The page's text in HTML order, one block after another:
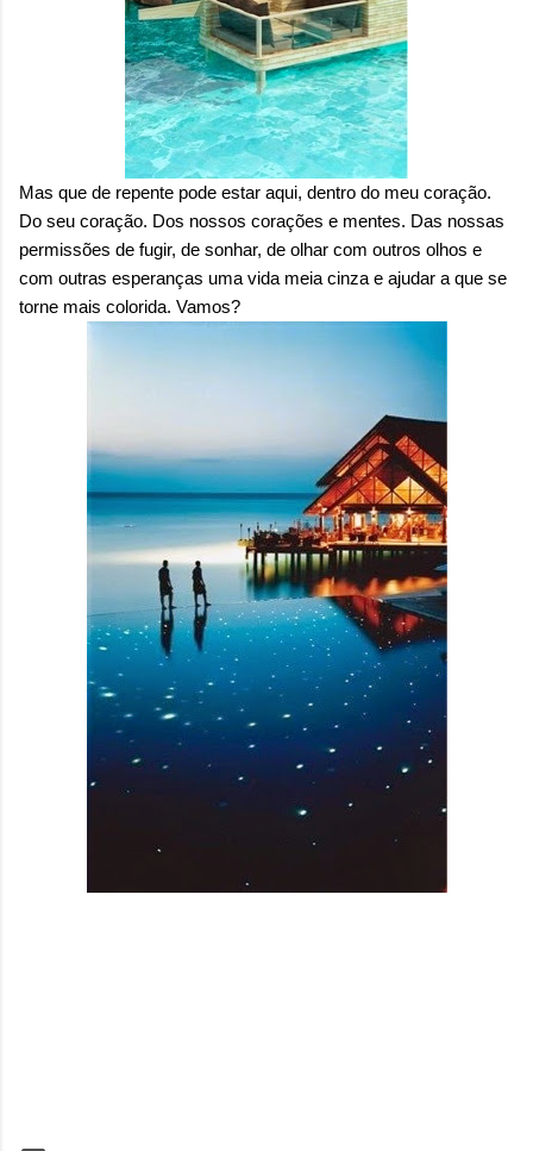
Mas que de repente pode estar aqui, dentro do meu coração.
Do seu coração. Dos nossos corações e mentes. Das nossas
permissões de fugir, de sonhar, de olhar com outros olhos e
com outras esperanças uma vida meia cinza e ajudar a que se
torne mais colorida. Vamos?